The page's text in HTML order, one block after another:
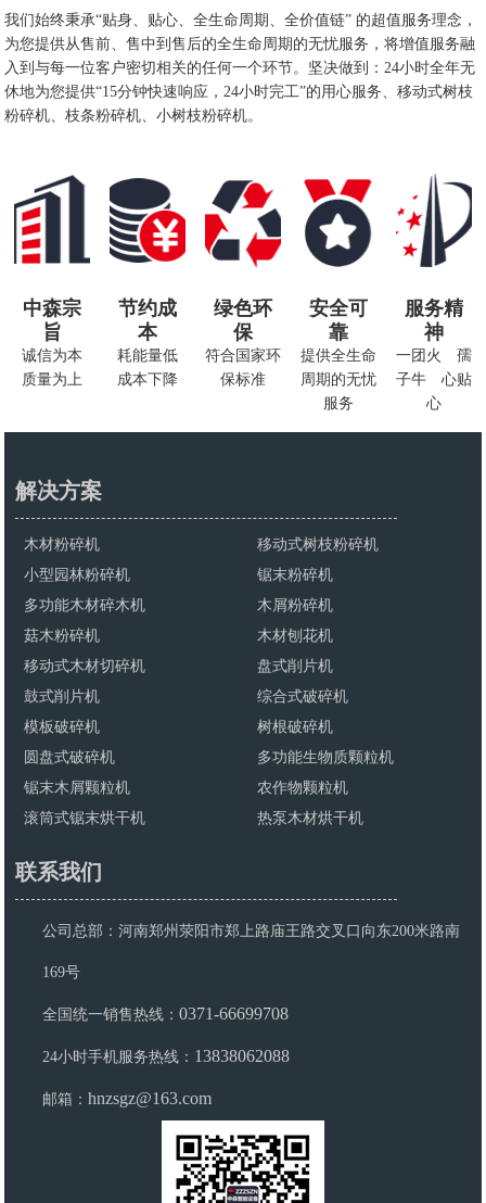
我们始终秉承“贴身、贴心、全生命周期、全价值链” 的超值服务理念，
为您提供从售前、售中到售后的全生命周期的无忧服务，将增值服务融
入到与每一位客户密切相关的任何一个环节。坚决做到：24小时全年无
休地为您提供“15分钟快速响应，24小时完工”的用心服务、移动式树枝
粉碎机、枝条粉碎机、小树枝粉碎机。
中森宗
旨
诚信为本
质量为上
节约成
本
耗能量低
成本下降
绿色环
保
符合国家环
保标准
安全可
靠
提供全生命
周期的无忧
服务
服务精
神
一团火 孺
子牛 心贴
心
解决方案
木材粉碎机
移动式树枝粉碎机
小型园林粉碎机
锯末粉碎机
多功能木材碎木机
木屑粉碎机
菇木粉碎机
木材刨花机
移动式木材切碎机
盘式削片机
鼓式削片机
综合式破碎机
模板破碎机
树根破碎机
圆盘式破碎机
多功能生物质颗粒机
锯末木屑颗粒机
农作物颗粒机
滚筒式锯末烘干机
热泵木材烘干机
联系我们
公司总部：河南郑州荥阳市郑上路庙王路交叉口向东200米路南
169号
全国统一销售热线：0371-66699708
24小时手机服务热线： 13838062088
邮箱：hnzsgz@163.com